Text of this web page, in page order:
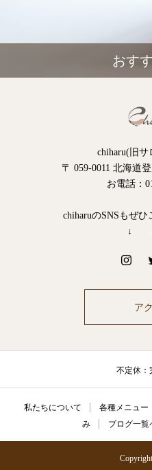
おす
chiharu(旧
〒 059-0011 北海道
お電話：
chiharuのSNSもぜひ
↓
ア
不定休：
私たちについて 各種メニュー
み
ブログ一覧